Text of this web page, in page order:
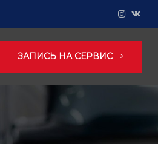
ЗАПИСЬ НА СЕРВИС